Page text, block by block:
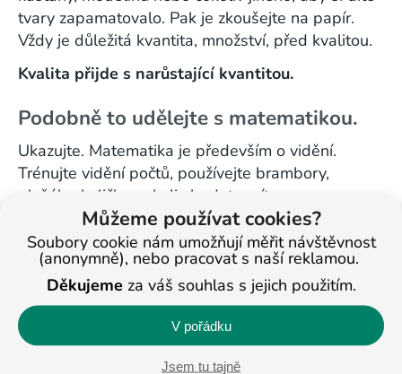
Můžeme používat cookies?
Soubory cookie nám umožňují měřit návštěvnost
(anonymně), nebo pracovat s naší reklamou.
Děkujeme za váš souhlas s jejich použitím.
V pořádku
Jsem tu tajně
tvary zapamatovalo. Pak je zkoušejte na papír.
Vždy je důležitá kvantita, množství, před kvalitou.
Kvalita přijde s narůstající kvantitou.
Podobně to udělejte s matematikou.
Ukazujte. Matematika je především o vidění.
Trénujte vidění počtů, používejte brambory,
plyšáky, kuličky, cokoliv budete mít po ruce
a Vašemu dítěti se bude líbit. Cvičte ukazování
počtů, a pokud jde, cvičte pomocí pomůcek
počítání. Formou hry, nejdříve sčítání, později
odčítání. Pořád dokola. Tak, aby si dítě zažilo
počty natolik, že nebude přemýšlet o výsledku.
Chce to však opakovat každý den. 15 minut.
Chvalte, neupozorňujte na chyby, vyzdvihujte to,